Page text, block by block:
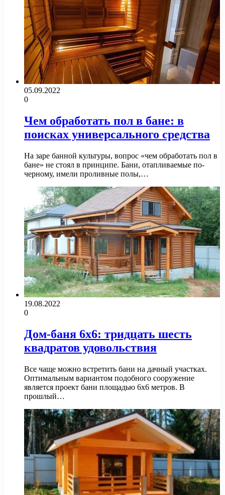
05.09.2022
0
Чем обработать пол в бане: в
поисках универсального средства
На заре банной культуры, вопрос «чем обработать пол в
бане» не стоял в принципе. Бани, отапливаемые по-
черному, имели проливные полы,…
19.08.2022
0
Дом-баня 6х6: тридцать шесть
квадратов удовольствия
Все чаще можно встретить бани на дачный участках.
Оптимальным вариантом подобного сооружение
является проект бани площадью 6х6 метров. В
прошлый…